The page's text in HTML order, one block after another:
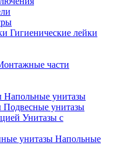
Гигиенические лейки
части
Напольные унитазы
Подвесные унитазы
Унитазы с
Напольные